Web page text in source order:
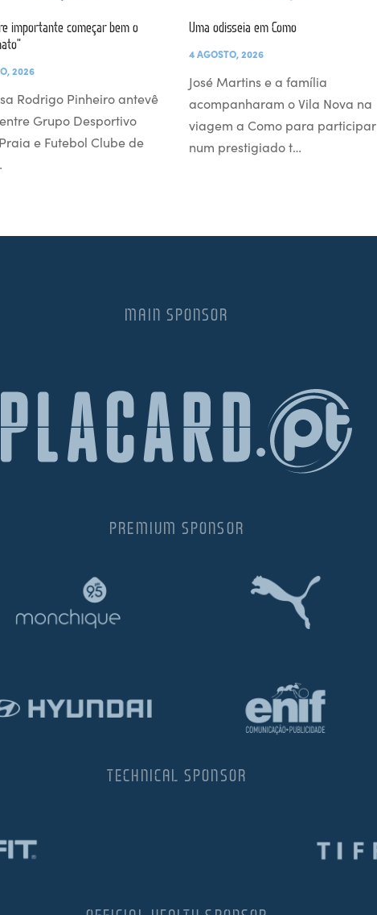
importante começar bem o
2026
Rodrigo Pinheiro antevê
Grupo Desportivo
e Futebol Clube de
Uma odisseia em Como
4 AGOSTO, 2026
José Martins e a família
acompanharam o Vila Nova na
viagem a Como para participar
num prestigiado t…
MAIN SPONSOR
PREMIUM SPONSOR
TECHNICAL SPONSOR